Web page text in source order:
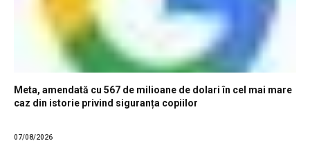
Meta, amendată cu 567 de milioane de dolari în cel mai mare
caz din istorie privind siguranța copiilor
07/08/2026